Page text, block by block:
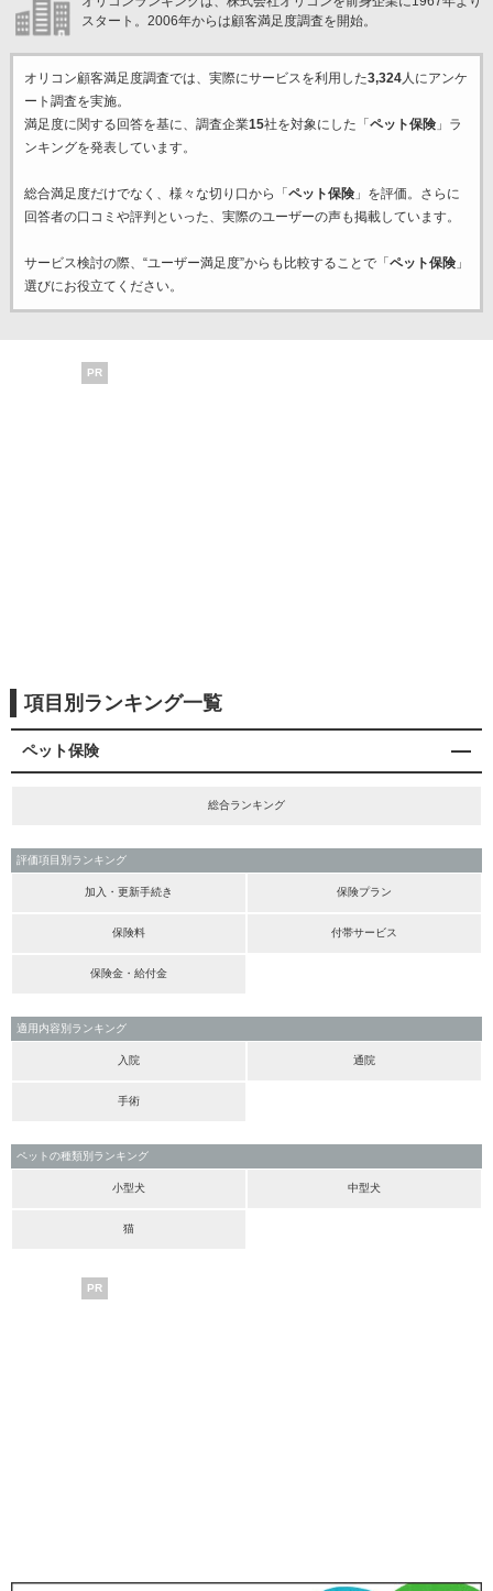
スタート。2006年からは顧客満足度調査を開始。
オリコン顧客満足度調査では、実際にサービスを利用した3,324人にアンケ
ート調査を実施。
満足度に関する回答を基に、調査企業15社を対象にした「 ペット保険」ラ
ンキングを発表しています。
総合満足度だけでなく、様々な切り口から「 ペット保険」を評価。さらに
回答者の口コミや評判といった、実際のユーザーの声も掲載しています。
サービス検討の際、“ユーザー満足度”からも比較することで「 ペット保険」
選びにお役立てください。
PR
項目別ランキング一覧
ペット保険
総合ランキング
評価項目別ランキング
加入・更新手続き 保険プラン
保険料 付帯サービス
保険金・給付金
適用内容別ランキング
入院 通院
手術
ペットの種類別ランキング
小型犬 中型犬
猫
PR